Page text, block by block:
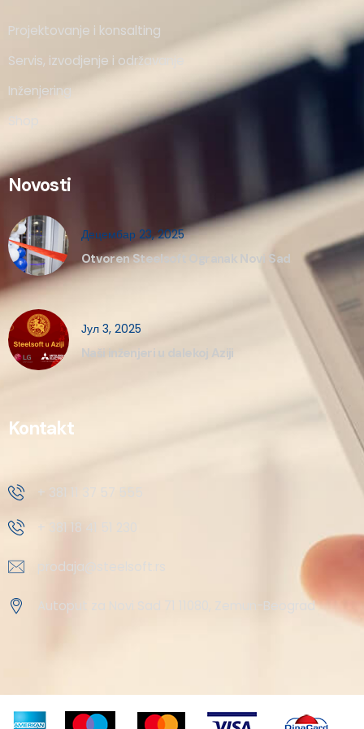
Projektovanje i konsalting
Servis, izvodjenje i održavanje
Inženjering
Shop
Novosti
Децембар 23, 2025
Otvoren Steelsoft Ogranak Novi Sad
Јул 3, 2025
Naši inženjeri u dalekoj Aziji
Kontakt
+ 381 11 37 57 555
+ 381 18 41 51 230
prodaja@steelsoft.rs
Autoput za Novi Sad 71 11080, Zemun-Beograd